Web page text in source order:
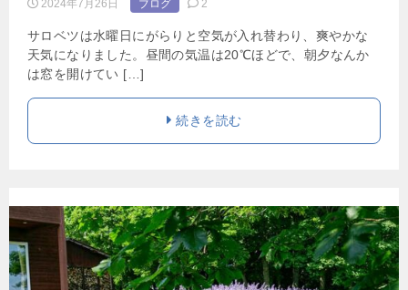
2024年7月26日 ブログ 2
サロベツは水曜日にがらりと空気が入れ替わり、爽やかな
天気になりました。昼間の気温は20℃ほどで、朝夕なんか
は窓を開けてい […]
続きを読む